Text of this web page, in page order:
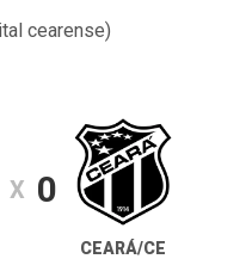
cearense)
X 0
CEARÁ/CE